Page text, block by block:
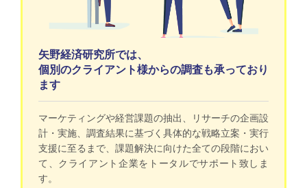
矢野経済研究所では、
個別のクライアント様からの調査も承っており
ます
マーケティングや経営課題の抽出、リサーチの企画設
計・実施、調査結果に基づく具体的な戦略立案・実行
支援に至るまで、課題解決に向けた全ての段階におい
て、クライアント企業をトータルでサポート致しま
す。